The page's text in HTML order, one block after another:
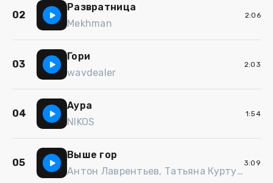
02
Развратница
Mekhman
2:06
03
Гори
wavdealer
2:03
04
Аура
NIKOS
1:54
05
Выше гор
Антон Лаврентьев, Татьяна Куртукова, NЮ
3:09